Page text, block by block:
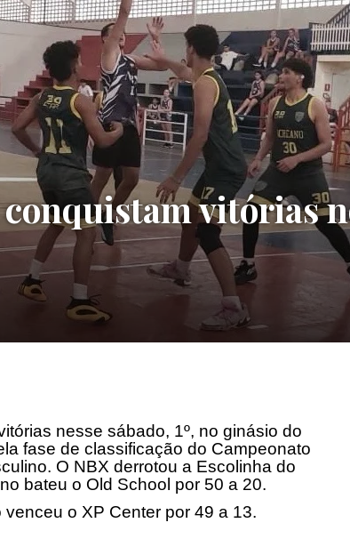
conquistam vitórias
nesse sábado, 1º, no ginásio do
fase de classificação do Campeonato
O NBX derrotou a Escolinha do
bateu o Old School por 50 a 20.
o XP Center por 49 a 13.